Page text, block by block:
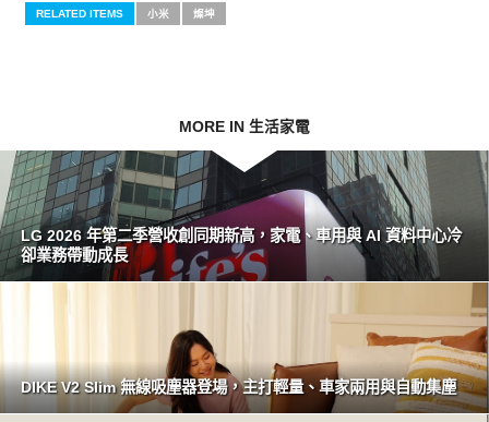
RELATED ITEMS 小米 燦坤
MORE IN 生活家電
LG 2026 年第二季營收創同期新高，家電、車用與 AI 資料中心冷
卻業務帶動成長
DIKE V2 Slim 無線吸塵器登場，主打輕量、車家兩用與自動集塵